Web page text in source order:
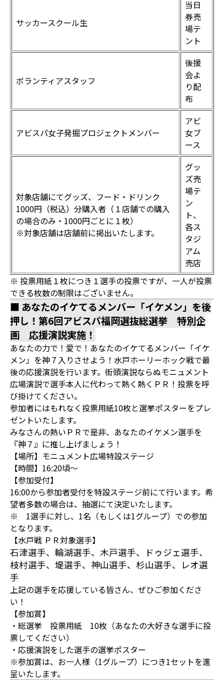
サッカースクール生
当日
券売
場テ
ント
ボランティアスタッフ
後援
会よ
り配
布
アビスパ女子発掘プロジェクトメンバー
アビ
女ブ
ース
対象店舗にてグッズ、フード・ドリンク
1000円（税込）分購入者（１店舗での購入
の場合のみ・1000円ごとに１枚）
※対象店舗は店舗前に掲出いたします。
グッ
ズ売
場テ
ン
ト、
各ス
タジ
アム
売店
※ 投票用紙１枚につき１選手の投票ですが、一人が投票
できる枚数の制限はございません。
■ あなたのイケてるメンバー「イケメン」を後
押し！第6回アビスパ福岡選抜総選挙 特別企
画 応援演説実施！
あなたの力で！愛で！あなたのイケてるメンバー「イケ
メン」を神７入りさせよう！水戸ホーリーホック戦で最
後の応援演説を行います。街頭演説ならぬモニュメント
広場演説で選手本人に代わって熱く熱くＰＲ！投票を呼
び掛けてください。
参加者にはもれなく投票用紙10枚と選挙ポスターをプレ
ゼントいたします。
みなさんの熱いＰＲで是非、あなたのイケメン選手を
『神７』に推し上げましょう！
【場所】モニュメント広場特設ステージ
【時間】16:20頃～
【参加受付】
16:00から参加者受付を特設ステージ前にて行います。希
望者多数の場合は、抽選にて決定いたします。
※ 1選手に対し、1名（もしくは1グループ）での参加
となります。
【水戸戦 ＰＲ対象選手】
石津選手、輪湖選手、木戸選手、ドゥジェ選手、
枝村選手、堤選手、神山選手、杉山選手、レオ選
手
上記の選手を応援している皆さん、ぜひご参加くださ
い！
【参加賞】
・総選挙 投票用紙 10枚（あなたの大好きな選手に投
票してください）
・応援演説をした選手の選挙ポスター
※参加賞は、お一人様（1グループ）につき1セットを進
呈いたします。